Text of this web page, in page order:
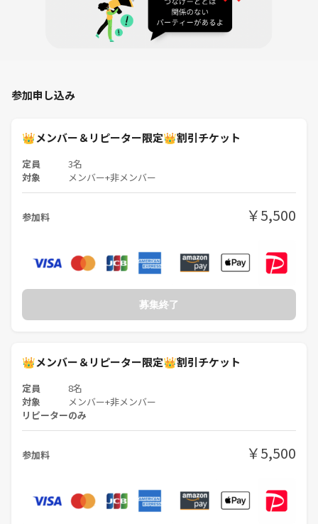
・3/8 シェアハウス日本酒会
https://tunagate.com/blogs/NaKmZK6x
・お酒を飲みながら、のんびり話したい
・大人の落ち着いた交流の場が好き
■日時
6月20日(土) 19:00〜22:00
（途中の入退室OKです）
■おおよそのスケジュール
19:15〜21:30 日本酒・料理提供
21:45〜22:00 片付け
お手数ですが準備・片付けのご協力をお願いします🙇‍♂️
レンタルスペース
※詳しい場所は参加が決まり次第、自動メッセージにてご案内します
■日本酒
おおよそ、8人来た場合は、5・6本出す想定です！
8名（先着順）
参加申し込み
👑メンバー＆リピーター限定👑割引チケット
定員 3名
対象 メンバー+非メンバー
参加料 ￥5,500
募集終了
👑メンバー＆リピーター限定👑割引チケット
定員 8名
対象 メンバー+非メンバー
リピーターのみ
参加料 ￥5,500